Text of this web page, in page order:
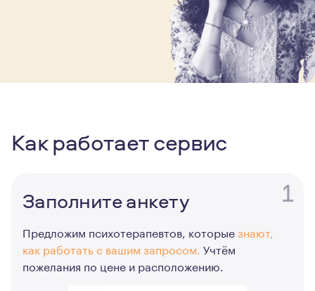
Как работает сервис
1
Заполните анкету
Предложим психотерапевтов, которыезнают,
как работать с вашим запросом. Учтём
пожелания по цене и расположению.